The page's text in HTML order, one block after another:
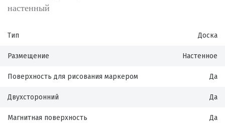
настенный
Тип Доска
Размещение Настенное
Поверхность для рисования маркером Да
Двухсторонний Да
Магнитная поверхность Да